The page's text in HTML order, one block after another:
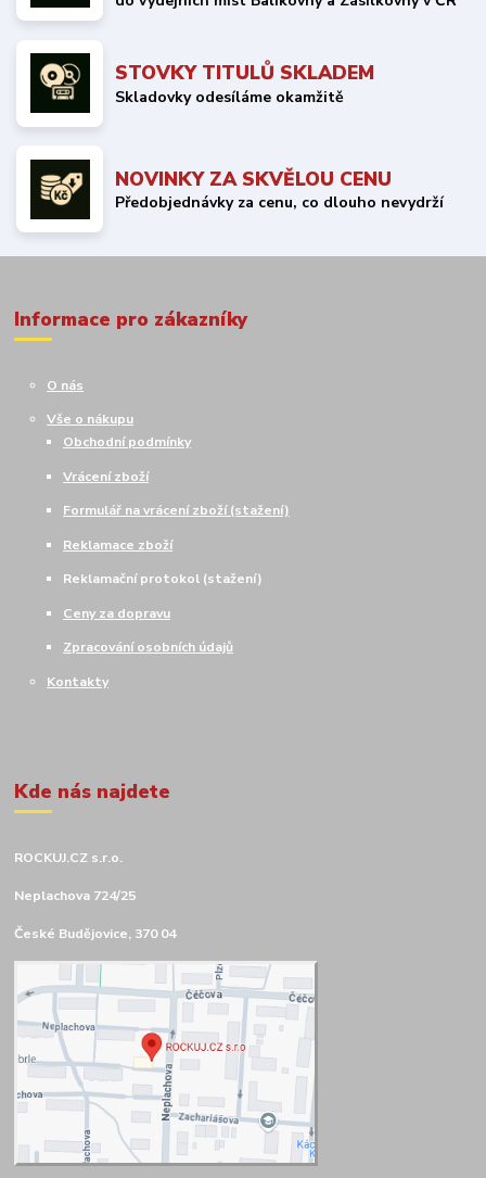
STOVKY TITULŮ SKLADEM
Skladovky odesíláme okamžitě
NOVINKY ZA SKVĚLOU CENU
Předobjednávky za cenu, co dlouho nevydrží
Informace pro zákazníky
O nás
Vše o nákupu
Obchodní podmínky
Vrácení zboží
Formulář na vrácení zboží (stažení)
Reklamace zboží
Reklamační protokol (stažení)
Ceny za dopravu
Zpracování osobních údajů
Kontakty
Kde nás najdete
ROCKUJ.CZ s.r.o.
Neplachova 724/25
České Budějovice, 370 04